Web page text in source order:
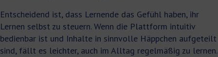
Entscheidend ist, dass Lernende das Gefühl haben, ihr
Lernen selbst zu steuern. Wenn die Plattform intuitiv
bedienbar ist und Inhalte in sinnvolle Häppchen aufgeteilt
sind, fällt es leichter, auch im Alltag regelmäßig zu lernen.